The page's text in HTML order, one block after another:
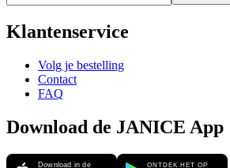
Klantenservice
Volg je bestelling
Contact
FAQ
Download de JANICE App